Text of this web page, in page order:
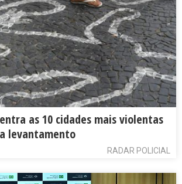
as 10 cidades mais violentas
levantamento
RADAR POLICIAL